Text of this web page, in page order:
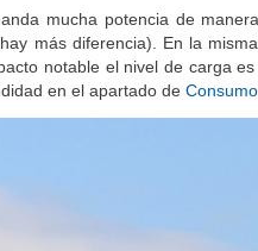
mucha potencia de
más diferencia). En la
notable el nivel de carga
en el apartado de